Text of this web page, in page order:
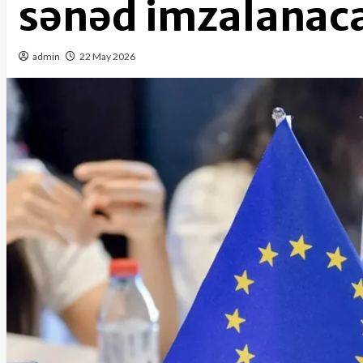
sənəd
admin 22 May 2026